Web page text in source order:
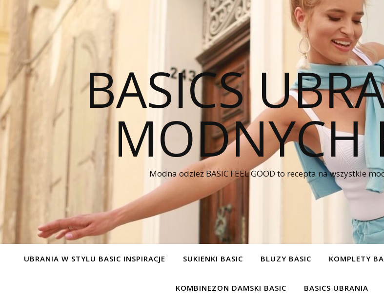
BASICS
MODNYCH
Modna odzież BASIC FEEL GOOD to recepta na wszystkie
UBRANIA W STYLU BASIC INSPIRACJE SUKIENKI BASIC BLUZY BASIC KOMPLETY
KOMBINEZON DAMSKI BASIC BASICS UBRANIA